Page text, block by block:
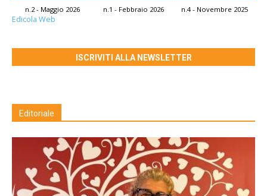
n.2 - Maggio 2026 n.1 - Febbraio 2026 n.4 - Novembre 2025
Edicola Web
ISCRIVITI ALLA NEWSLETTER
Editoriale